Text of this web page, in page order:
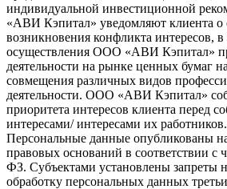
индивидуальной инвестиционной
«АВИ Кэпитал» уведомляют клиента о
возникновения конфликта интересов, в
осуществления ООО «АВИ Кэпитал»
деятельности на рынке ценных бумаг
совмещения различных видов
деятельности. ООО «АВИ Кэпитал»
приоритета интересов клиента перед
интересами/ интересами их работников.
Персональные данные опубликованы
правовых оснований в соответствии с
ФЗ. Субъектами установлены запреты
обработку персональных данных